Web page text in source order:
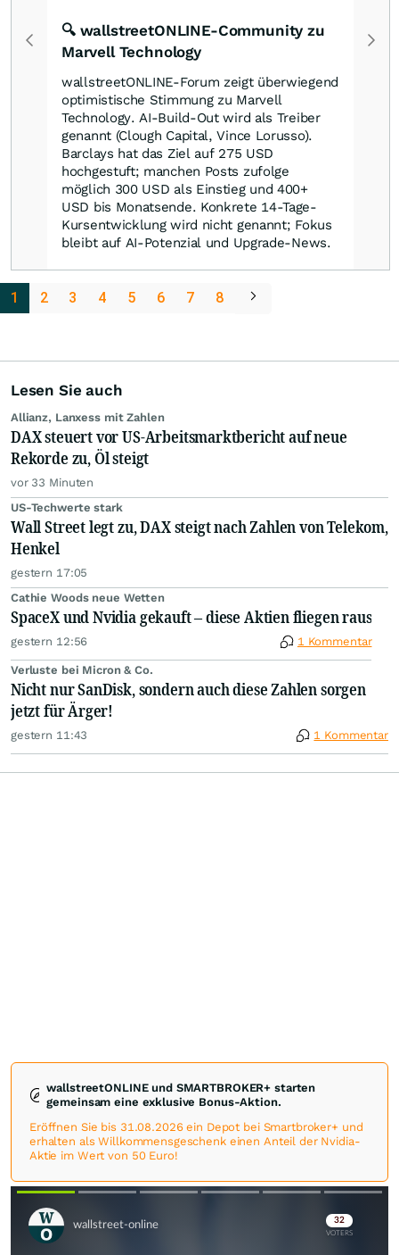
🔍 wallstreetONLINE-Community zu
Marvell Technology
wallstreetONLINE-Forum zeigt überwiegend
optimistische Stimmung zu Marvell
Technology. AI‑Build‑Out wird als Treiber
genannt (Clough Capital, Vince Lorusso).
Barclays hat das Ziel auf 275 USD
hochgestuft; manchen Posts zufolge
möglich 300 USD als Einstieg und 400+
USD bis Monatsende. Konkrete 14-Tage-
Kursentwicklung wird nicht genannt; Fokus
bleibt auf AI‑Potenzial und Upgrade-News.
1 2 3 4 5 6 7 8
Lesen Sie auch
Allianz, Lanxess mit Zahlen
DAX steuert vor US-Arbeitsmarktbericht auf neue
Rekorde zu, Öl steigt
vor 33 Minuten
US-Techwerte stark
Wall Street legt zu, DAX steigt nach Zahlen von Telekom,
Henkel
gestern 17:05
Cathie Woods neue Wetten
SpaceX und Nvidia gekauft – diese Aktien fliegen raus
gestern 12:56 1 Kommentar
Verluste bei Micron & Co.
Nicht nur SanDisk, sondern auch diese Zahlen sorgen
jetzt für Ärger!
gestern 11:43 1 Kommentar
wallstreetONLINE und SMARTBROKER+ starten
gemeinsam eine exklusive Bonus-Aktion.
Eröffnen Sie bis 31.08.2026 ein Depot bei Smartbroker+ und
erhalten als Willkommensgeschenk einen Anteil der Nvidia-
Aktie im Wert von 50 Euro!
Skip